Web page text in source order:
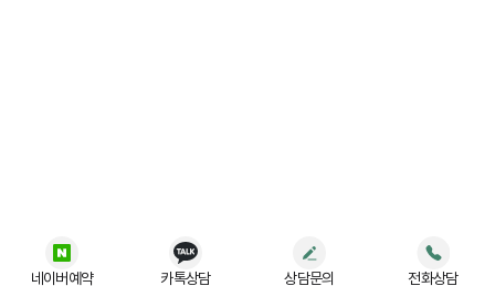
네이버예약 카톡상담 상담문의 전화상담